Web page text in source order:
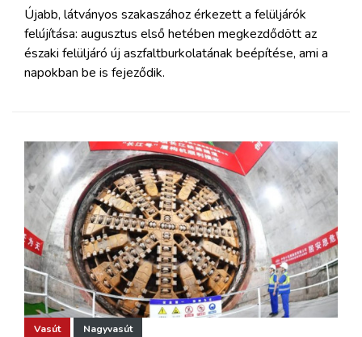
Újabb, látványos szakaszához érkezett a felüljárók
felújítása: augusztus első hetében megkezdődött az
északi felüljáró új aszfaltburkolatának beépítése, ami a
napokban be is fejeződik.
Vasút Nagyvasút